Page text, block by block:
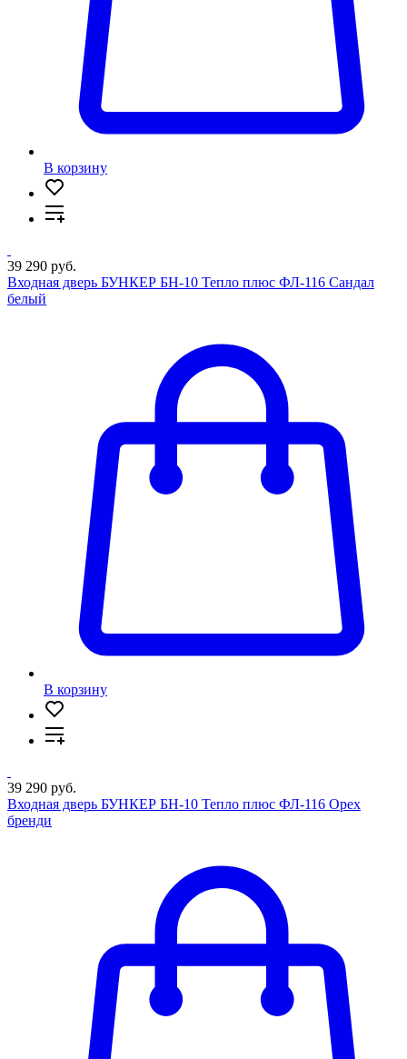
В корзину
39 290 руб.
Входная дверь БУНКЕР БН-10 Тепло плюс ФЛ-116 Сандал
белый
В корзину
39 290 руб.
Входная дверь БУНКЕР БН-10 Тепло плюс ФЛ-116 Орех
бренди